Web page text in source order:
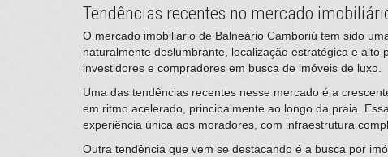
Tendências recentes no mercado
​O mercado imobiliário de Balneário Camboriú tem sido
naturalmente deslumbrante, localização estratégica e
investidores e compradores em busca de imóveis de luxo.
Uma das tendências recentes nesse mercado é a
em ritmo acelerado, principalmente ao longo da praia.
experiência única aos moradores, com infraestrutura
Outra tendência que vem se destacando é a busca por